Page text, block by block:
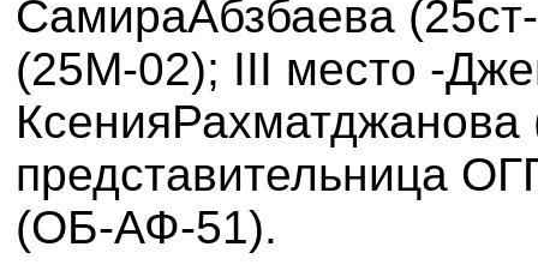
СамираАбзбаева (
(25М-02); III место -
Ксения
представительница
(ОБ-АФ-51).